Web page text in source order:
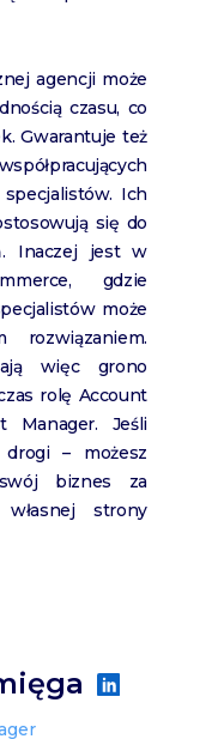
agencji może
czasu, co
Gwarantuje też
Ich
się do
Inaczej jest w
gdzie
może
rozwiązaniem.
więc grono
rolę Account
Manager. Jeśli
– możesz
biznes za
strony